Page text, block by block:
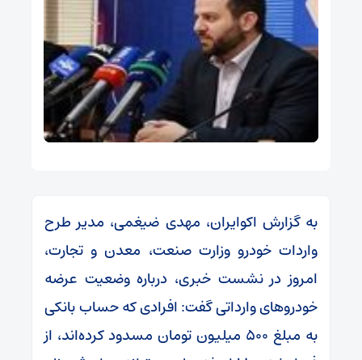
به گزارش اکوایران، مهدی ضیغمی، مدیر طرح
واردات خودرو وزارت صنعت، معدن و تجارت،
امروز در نشست خبری، درباره وضعیت عرضه
خودروهای وارداتی گفت: افرادی که حساب بانکی
به مبلغ ۵۰۰ میلیون تومان مسدود کرده‌اند، از